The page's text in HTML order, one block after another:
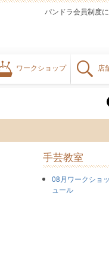
ワークショップ 店
パンドラ会員制度
手芸教室
08月ワークショ
ュール